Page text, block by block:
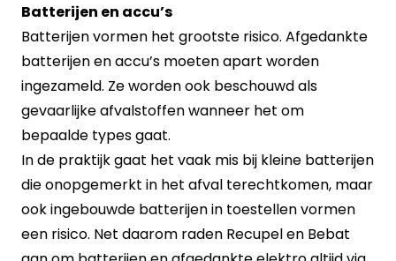
Batterijen en accu’s
Batterijen vormen het grootste risico. Afgedankte
batterijen en accu’s moeten apart worden
ingezameld. Ze worden ook beschouwd als
gevaarlijke afvalstoffen wanneer het om
bepaalde types gaat.
In de praktijk gaat het vaak mis bij kleine batterijen
die onopgemerkt in het afval terechtkomen, maar
ook ingebouwde batterijen in toestellen vormen
een risico. Net daarom raden Recupel en Bebat